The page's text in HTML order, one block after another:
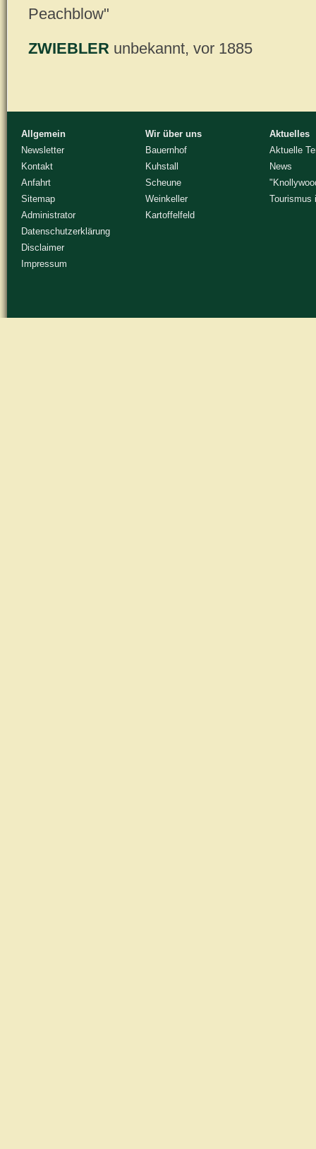
Peachblow"
ZWIEBLER unbekannt, vor 1885
Allgemein
Newsletter
Kontakt
Anfahrt
Sitemap
Administrator
Datenschutzerklärung
Disclaimer
Impressum
Wir über uns
Bauernhof
Kuhstall
Scheune
Weinkeller
Kartoffelfeld
Aktuelles
Aktuelle
News
Tourismus